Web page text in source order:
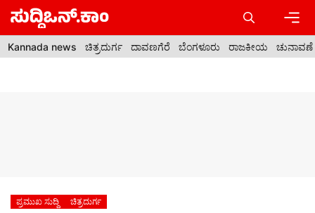
Skip
content
Kannada news ಚಿತ್ರದುರ್ಗ ದಾವಣಗೆರೆ ಬೆಂಗಳೂರು ರಾಜಕೀಯ ಚುನಾವಣೆ
ಪ್ರಮುಖ ಸುದ್ದಿ ಚಿತ್ರದುರ್ಗ